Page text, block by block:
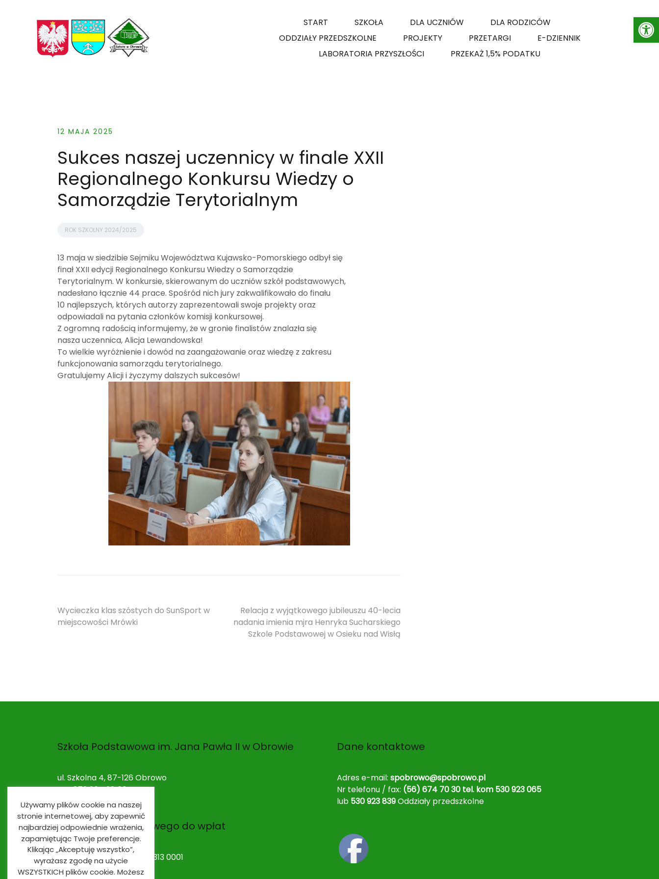
START SZKOŁA DLA UCZNIÓW
DLA RODZICÓW
ODDZIAŁY PRZEDSZKOLNE
PROJEKTY PRZETARGI
E-DZIENNIK
LABORATORIA PRZYSZŁOŚCI
PRZEKAŻ 1,5% PODATKU
12 MAJA 2025
Sukces naszej uczennicy w finale XXII
Regionalnego Konkursu Wiedzy o
Samorządzie Terytorialnym
ROK SZKOLNY 2024/2025
13 maja w siedzibie Sejmiku Województwa Kujawsko-Pomorskiego odbył się
finał XXII edycji Regionalnego Konkursu Wiedzy o Samorządzie
Terytorialnym. W konkursie, skierowanym do uczniów szkół podstawowych,
nadesłano łącznie 44 prace. Spośród nich jury zakwalifikowało do finału
10 najlepszych, których autorzy zaprezentowali swoje projekty oraz
odpowiadali na pytania członków komisji konkursowej.
Z ogromną radością informujemy, że w gronie finalistów znalazła się
nasza uczennica, Alicja Lewandowska!
To wielkie wyróżnienie i dowód na zaangażowanie oraz wiedzę z zakresu
funkcjonowania samorządu terytorialnego.
Gratulujemy Alicji i życzymy dalszych sukcesów!
Nawigacja
wpisu
Wycieczka klas szóstych do SunSport w
miejscowości Mrówki
Relacja z wyjątkowego jubileuszu 40-lecia
nadania imienia mjra Henryka Sucharskiego
Szkole Podstawowej w Osieku nad Wisłą
Szkoła Podstawowa im. Jana Pawła II w Obrowie
ul. Szkolna 4, 87-126 Obrowo
NIP: 879 264 28 00
Nr rachunku bankowego do wpłat
53 9491 0003 0020 0010 2313 0001
Dane kontaktowe
Adres e-mail: spobrowo@spobrowo.pl
Nr telefonu / fax: (56) 674 70 30 tel. kom 530 923 065
lub 530 923 839Oddziały przedszkolne
Używamy plików cookie na naszej
stronie internetowej, aby zapewnić
najbardziej odpowiednie wrażenia,
zapamiętując Twoje preferencje.
Klikając „Akceptuję wszystko”,
wyrażasz zgodę na użycie
WSZYSTKICH plików cookie. Możesz